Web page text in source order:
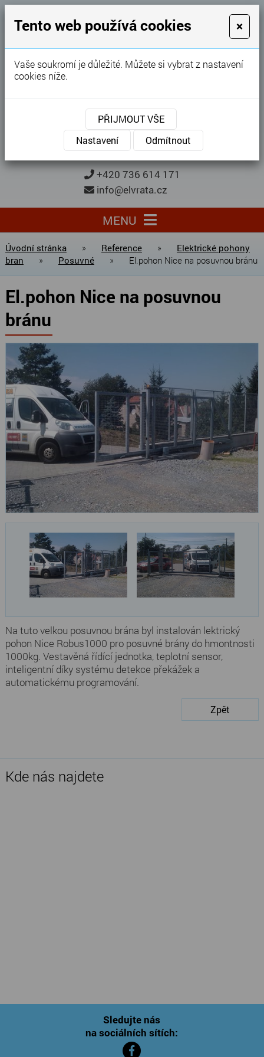
GARÁŽOVÁ VRATA
Karel Procházka
Garážová vrata, brány, ploty ...
Kontaktujte nás
KONTAKTUJTE NÁS
+420 736 614 171
info@elvrata.cz
MENU
Úvodní stránka » Reference »
Elektrické pohony
bran
» Posuvné » El.pohon Nice na posuvnou bránu
El.pohon Nice na posuvnou
bránu
Na tuto velkou posuvnou brána byl instalován lektrický
pohon Nice Robus1000 pro posuvné brány do hmontnosti
1000kg. Vestavěná řídící jednotka, teplotní sensor,
inteligentní díky systému detekce překážek a
automatickému programování.
Zpět
Kde nás najdete
Sledujte nás
na sociálních sítích:
Tento web používá cookies ×
Vaše soukromí je důležité. Můžete si vybrat z nastavení
cookies níže.
PŘIJMOUT VŠE
Nastavení
Odmítnout